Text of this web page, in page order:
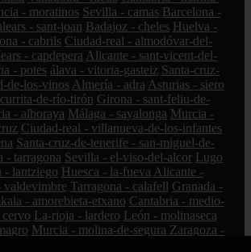
- moratinos Sevilla - camas Barcelona -
- sant-joan Badajoz - cheles Huelva -
- cabrils Ciudad-real - almodóvar-del-
- capdepera Alicante - sant-vicent-del-
- potes álava - vitoria-gasteiz Santa-cruz-
de-los-vinos Almería - adra Asturias - siero
de-río-tirón Girona - sant-feliu-de-
- alboraya Málaga - sayalonga Murcia -
Ciudad-real - villanueva-de-los-infantes
Santa-cruz-de-tenerife - san-miguel-de-
- tarragona Sevilla - el-viso-del-alcor Lugo
- lantziego Huesca - la-fueva Alicante -
valdevimbre Tarragona - calafell Granada -
- amorebieta-etxano Cantabria - medio-
La-rioja - lardero León - molinaseca
Murcia - molina-de-segura Zaragoza -